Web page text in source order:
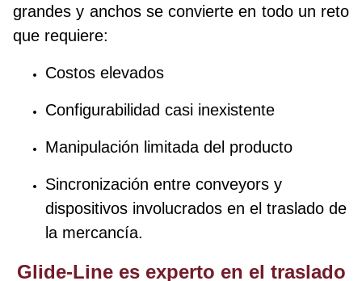
grandes y anchos se convierte en todo un reto
que requiere:
Costos elevados
Configurabilidad casi inexistente
Manipulación limitada del producto
Sincronización entre conveyors y
dispositivos involucrados en el traslado de
la mercancía.
Glide-Line es experto en el traslado